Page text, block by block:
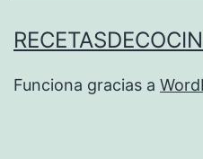
Funciona gracias a